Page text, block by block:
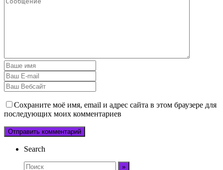
Сохраните моё имя, email и адрес сайта в этом браузере для
последующих моих комментариев
Search